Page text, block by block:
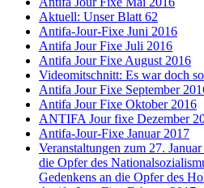
Aktuell: Unser Blatt 62
Antifa-Jour-Fixe Juni 2016
Antifa Jour Fixe Juli 2016
Antifa Jour Fixe August 2016
Videomitschnitt: Es war doch
Antifa Jour Fixe September
Antifa Jour Fixe Oktober 2016
ANTIFA Jour fixe Dezember
Antifa-Jour-Fixe Januar 2017
Veranstaltungen zum 27.
die Opfer des
Gedenkens an die Opfer des